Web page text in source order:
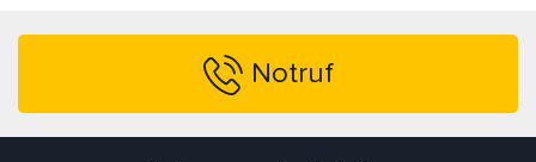
Notruf